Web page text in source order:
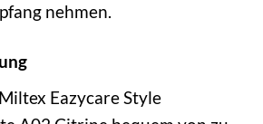
nehmen.
Eazycare Style